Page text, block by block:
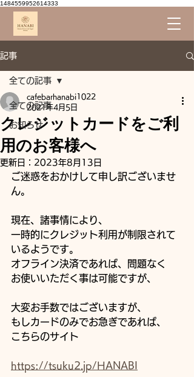
1484559952614333
記事
全ての記事
お知らせ
全ての記事
クレジットカードをご利
用のお客様へ
cafebarhanabi1022
2021年4月5日
更新日： 2023年8月13日
ご迷惑をおかけして申し訳ございませ
ん。
現在、諸事情により、
一時的にクレジット利用が制限されて
いるようです。
オフライン決済であれば、問題なく
お使いいただく事は可能ですが、
大変お手数ではございますが、
もしカードのみでお急ぎであれば、
こちらのサイト
https://tsuku2.jp/HANABI